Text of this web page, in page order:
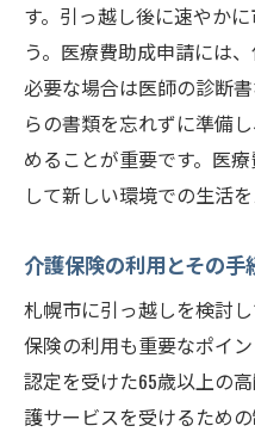
す。引っ越し後に速やか
う。医療費助成申請には
必要な場合は医師の診断
らの書類を忘れずに準備
めることが重要です。医
して新しい環境での生活
介護保険の利用とその手
札幌市に引っ越しを検討
保険の利用も重要なポイ
認定を受けた65歳以上の
護サービスを受けるため